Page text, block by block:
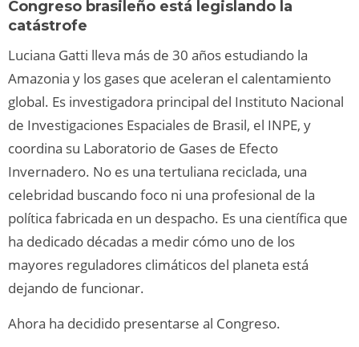
Congreso brasileño está legislando la
catástrofe
Luciana Gatti lleva más de 30 años estudiando la
Amazonia y los gases que aceleran el calentamiento
global. Es investigadora principal del Instituto Nacional
de Investigaciones Espaciales de Brasil, el INPE, y
coordina su Laboratorio de Gases de Efecto
Invernadero. No es una tertuliana reciclada, una
celebridad buscando foco ni una profesional de la
política fabricada en un despacho. Es una científica que
ha dedicado décadas a medir cómo uno de los
mayores reguladores climáticos del planeta está
dejando de funcionar.
Ahora ha decidido presentarse al Congreso.